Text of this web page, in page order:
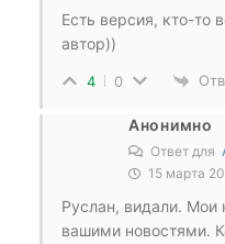
Есть версия, кто-то
автор))
4 0
Анонимно
Ответ для
15 марта
Руслан, видали. Мои
вашими новостями.